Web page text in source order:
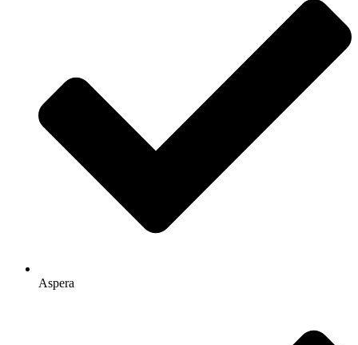
Aspera